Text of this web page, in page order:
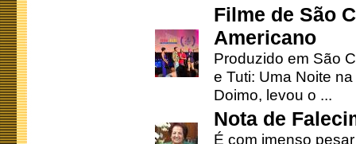
Filme de São
Americano
Produzido em São
e Tuti: Uma Noite
Doimo, levou o ...
Nota de
É com imenso